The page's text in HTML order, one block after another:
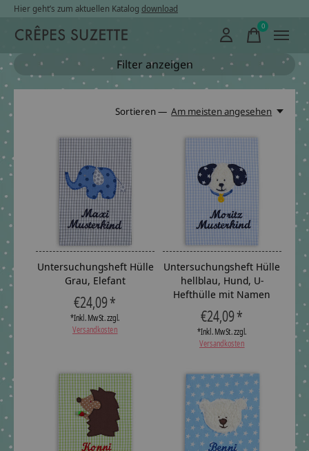
Hier geht’s zum aktuellen Katalog download
0items
Filter anzeigen
Sortieren — Am meisten angesehen
Untersuchungsheft Hülle
Grau, Elefant
€24,09 *
*Inkl. MwSt. zzgl.
Versandkosten
Untersuchungsheft Hülle
hellblau, Hund, U-
Hefthülle mit Namen
€24,09 *
*Inkl. MwSt. zzgl.
Versandkosten